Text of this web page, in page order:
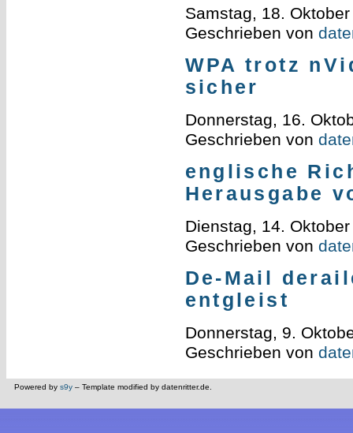
Samstag, 18.
Geschrieben von
WPA trotz
sicher
Donnerstag, 16.
Geschrieben von
englische
Herausgabe
Dienstag, 14.
Geschrieben von
De-Mail
entgleist
Donnerstag, 9.
Geschrieben von
Powered by s9y – Template modified by datenritter.de.